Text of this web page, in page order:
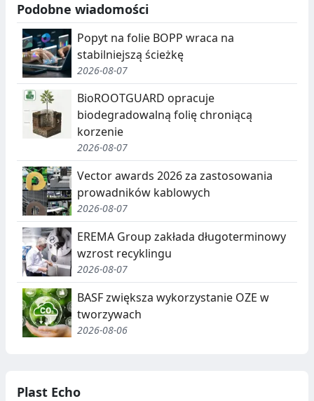
Podobne wiadomości
Popyt na folie BOPP wraca na
stabilniejszą ścieżkę
2026-08-07
BioROOTGUARD opracuje
biodegradowalną folię chroniącą
korzenie
2026-08-07
Vector awards 2026 za zastosowania
prowadników kablowych
2026-08-07
EREMA Group zakłada długoterminowy
wzrost recyklingu
2026-08-07
BASF zwiększa wykorzystanie OZE w
tworzywach
2026-08-06
Plast Echo